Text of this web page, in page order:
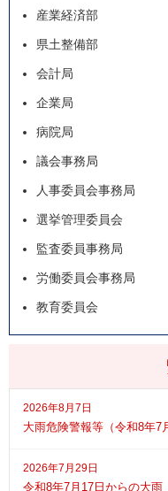
2026年8月7日
大雨危険警報等（令和8年7
2026年7月29日
令和8年7月17日からの大雨
産業経済部
県土整備部
会計局
企業局
病院局
議会事務局
人事委員会事務局
選挙管理委員会
監査委員事務局
労働委員会事務局
教育委員会